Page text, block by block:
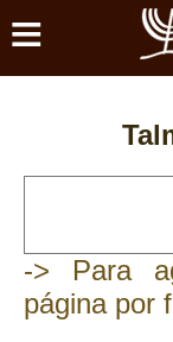
≡
-> Para
página por